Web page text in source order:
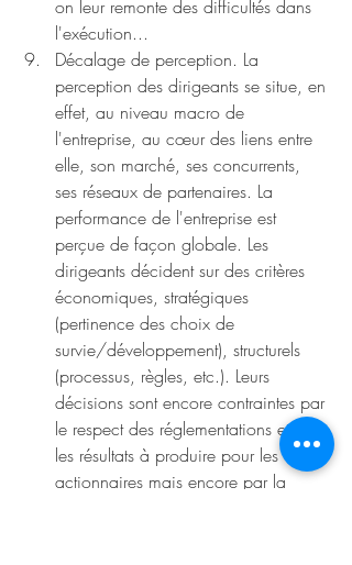
on leur remonte des difficultés dans
l'exécution...
Décalage de perception. La
perception des dirigeants se situe, en
effet, au niveau macro de
l'entreprise, au cœur des liens entre
elle, son marché, ses concurrents,
ses réseaux de partenaires. La
performance de l'entreprise est
perçue de façon globale. Les
dirigeants décident sur des critères
économiques, stratégiques
(pertinence des choix de
survie/développement), structurels
(processus, règles, etc.). Leurs
décisions sont encore contraintes par
le respect des réglementations et par
les résultats à produire pour les
actionnaires mais encore par la